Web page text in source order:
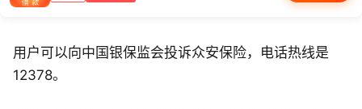
用户可以向中国银保监会投诉众安保险，电话热线是
12378。